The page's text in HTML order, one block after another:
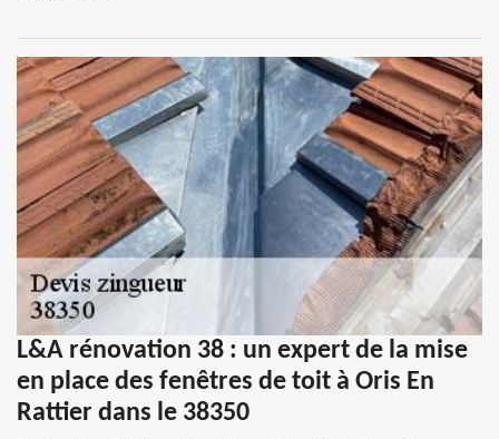
L&A rénovation 38 : un expert de la mise
en place des fenêtres de toit à Oris En
Rattier dans le 38350